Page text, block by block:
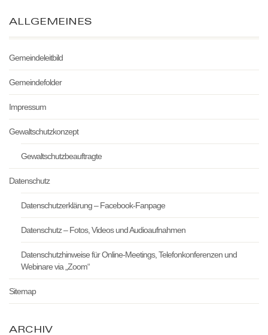
ALLGEMEINES
Gemeindeleitbild
Gemeindefolder
Impressum
Gewaltschutzkonzept
Gewaltschutzbeauftragte
Datenschutz
Datenschutzerklärung – Facebook-Fanpage
Datenschutz – Fotos, Videos und Audioaufnahmen
Datenschutzhinweise für Online-Meetings, Telefonkonferenzen und
Webinare via „Zoom“
Sitemap
ARCHIV